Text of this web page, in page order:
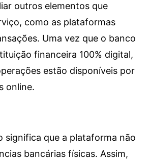
outros elementos que
como as plataformas
Uma vez que o banco
financeira 100% digital,
estão disponíveis por
online.
significa que a plataforma não
bancárias físicas. Assim,